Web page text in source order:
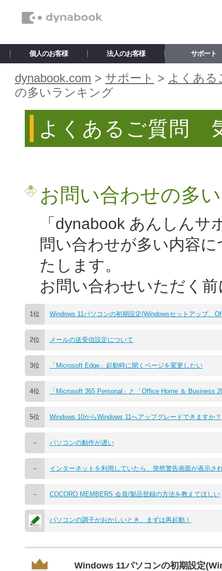
個人のお客様 法人のお客様 サポート
dynabook.com > サポート > よくあ
の多いランキング
よくあるご質問
お問い合わせの多
「dynabook あんしん
問い合わせが多い内容
たします。
お問い合わせいただく
1位 Windows 11パソコンの初期設定(Windowsセットアップ、
2位 メールの送受信設定について
3位 「Microsoft Edge」起動時に開くページを変更したい
4位 「Microsoft 365 Personal」と「Office Home ＆ Business
5位 Windows 10からWindows 11へアップグレードできますか？
－ パソコンの動作が遅い
－ インターネットを利用していたら、突然警告画面が表示
－ COCORO MEMBERS 会員/製品登録の方法を教えてほしい
パソコンの調子がおかしいとき、まずは再起動！
Windows 11パソコンの初期設定